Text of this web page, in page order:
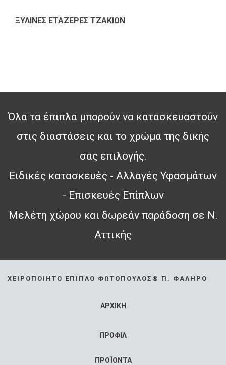
ΞΥΛΙΝΕΣ ΕΤΑΖΕΡΕΣ ΤΖΑΚΙΩΝ
Όλα τα έπιπλα μπορούν να κατασκευαστούν
στις διαστάσεις και το χρώμα της δικής
σας επιλογής.
Ειδικές κατασκευές - Αλλαγές Υφασμάτων
- Επισκευές Επίπλων
Μελέτη χώρου και δωρεάν παράδοση σε Ν.
Αττικής
ΧΕΙΡΟΠΟΊΗΤΟ ΈΠΙΠΛΟ ΦΩΤΌΠΟΥΛΟΣ® Π. ΦΆΛΗΡΟ
ΑΡΧΙΚΗ
ΠΡΟΦΙΛ
ΠΡΟΪΟΝΤΑ